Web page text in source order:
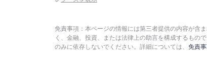
免責事項：本ページの情報には第三者提供の内容が含
く、金融、投資、または法律上の助言を構成するもの
のみに依存しないでください。詳細については、 免責